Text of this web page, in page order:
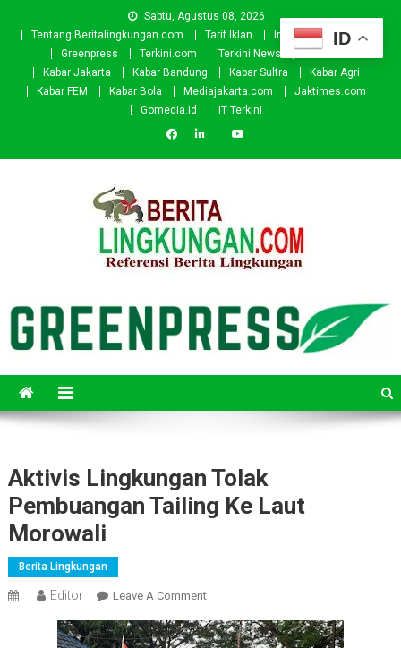
Sabtu, Agustus 08, 2026
Tentang Beritalingkungan.com
Tarif Iklan Investor
Donasi
Greenpress
Terkini.com Terkini News
Kabar.id
Kabar Jakarta
Kabar Bandung Kabar Sultra
Kabar Agri
Kabar FEM
Kabar Bola Mediajakarta.com
Jaktimes.com
Gomedia.id
IT Terkini
Aktivis Lingkungan Tolak
Pembuangan Tailing Ke Laut
Morowali
Berita Lingkungan
Editor Leave A CommentOn
Lingkungan
ID